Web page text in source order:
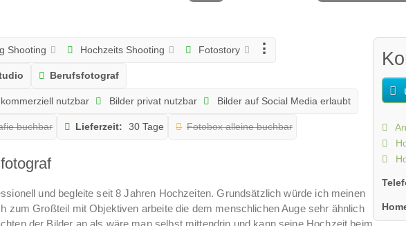
Shooting Hochzeits Shooting Fotostory
Berufsfotograf
nutzbar Bilder privat nutzbar Bilder auf Social Media erlaubt
buchbar Lieferzeit: 30 Tage Fotobox alleine buchbar
und begleite seit 8 Jahren Hochzeiten. Grundsätzlich würde ich meinen
zum Großteil mit Objektiven arbeite die dem menschlichen Auge sehr ähnlich